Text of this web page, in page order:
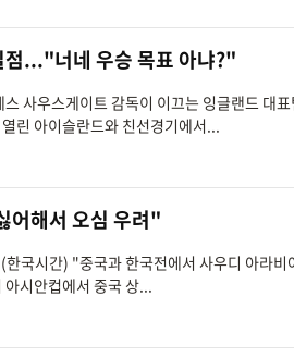
점..."너네 우승 목표 아냐?"
사우스게이트 감독이 이끄는 잉글랜드 대
린 아이슬란드와 친선경기에서...
어해서 오심 우려"
국시간) "중국과 한국전에서 사우디 아라비
시안컵에서 중국 상...